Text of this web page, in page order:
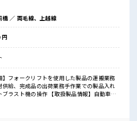
ぎたり奇抜でなければOKです！
の服選びに悩まずOK♪
にもできそう≫
るのは不安だけど、
います！
プUP目指していきましょう！
きる、
ればヘアカラーOK！
活躍中の活気ある職場！
橋 ／ 両毛線、上越線
円
】フォークリフトを使用した製品の運搬業務
供給、完成品の出荷業務手作業での製品入れ
ブラスト機の操作 【取扱製品情報】自動車部